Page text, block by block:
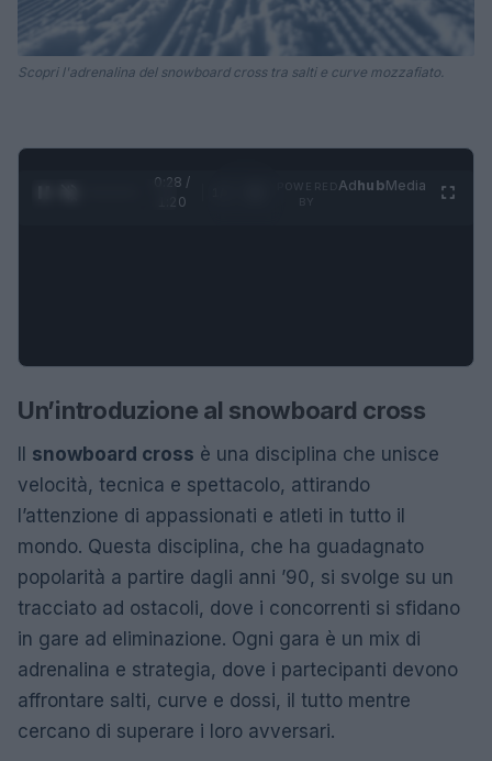
Scopri l'adrenalina del snowboard cross tra salti e curve mozzafiato.
0:28 /
1:20
AdhubMedia
Un’introduzione al snowboard cross
Il snowboard cross è una disciplina che unisce
velocità, tecnica e spettacolo, attirando
l’attenzione di appassionati e atleti in tutto il
mondo. Questa disciplina, che ha guadagnato
popolarità a partire dagli anni ’90, si svolge su un
tracciato ad ostacoli, dove i concorrenti si sfidano
in gare ad eliminazione. Ogni gara è un mix di
adrenalina e strategia, dove i partecipanti devono
affrontare salti, curve e dossi, il tutto mentre
cercano di superare i loro avversari.